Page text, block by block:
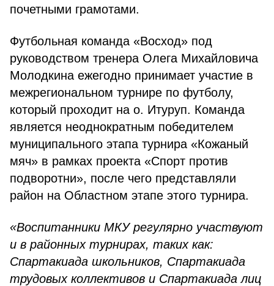
почетными грамотами.
Футбольная команда «Восход» под
руководством тренера Олега Михайловича
Молодкина ежегодно принимает участие в
межрегиональном турнире по футболу,
который проходит на о. Итуруп. Команда
является неоднократным победителем
муниципального этапа турнира «Кожаный
мяч» в рамках проекта «Спорт против
подворотни», после чего представляли
район на Областном этапе этого турнира.
«Воспитанники МКУ регулярно участвуют
и в районных турнирах, таких как:
Спартакиада школьников, Спартакиада
трудовых коллективов и Спартакиада лиц